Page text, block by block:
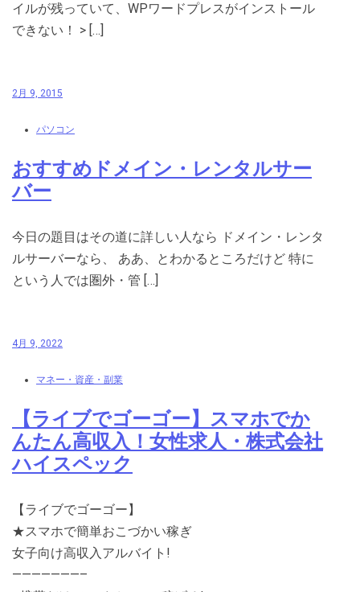
イルが残っていて、WPワードプレスがインストール
できない！ > […]
2月 9, 2015
パソコン
おすすめドメイン・レンタルサー
バー
今日の題目はその道に詳しい人なら ドメイン・レンタ
ルサーバーなら、 ああ、とわかるところだけど 特に
という人では圏外・管 […]
4月 9, 2022
マネー・資産・副業
【ライブでゴーゴー】スマホでか
んたん高収入！女性求人・株式会社
ハイスペック
【ライブでゴーゴー】
★スマホで簡単おこづかい稼ぎ
女子向け高収入アルバイト!
———————–